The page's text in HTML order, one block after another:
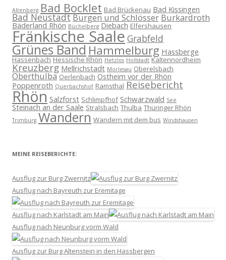
Altenberg Bad Bocklet Bad Brückenau Bad Kissingen
Bad NeustadtBurgen und Schlösser Burkardroth
Bäderland Rhön Büchelberg Diebach Elfershausen
Fränkische Saale Grabfeld
Grünes BandHammelburg Hassberge
Hassenbach Hessische Rhön Hetzlos Hollstadt Kaltennordheim
Kreuzberg Mellrichstadt Morlesau Oberelsbach
Oberthulba Oerlenbach Ostheim vor der Rhön
Poppenroth Querbachshof Ramsthal Reisebericht
Rhön Salzforst Schlimpfhof Schwarzwald See
Steinach an der Saale Stralsbach Thulba Thüringer Rhön
Trimburg Wandern Wandern mit dem bus Windshausen
MEINE REISEBERICHTE:
Ausflug zur Burg Zwernitz
Ausflug nach Bayreuth zur Eremitage
Ausflug nach Karlstadt am Main
Ausflug nach Neunburg vorm Wald
Ausflug zur Burg Altenstein in den Hassbergen